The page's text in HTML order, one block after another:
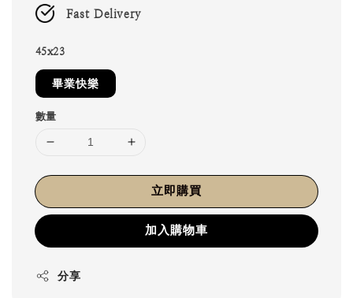
Fast Delivery
45x23
畢業快樂
數量
立即購買
加入購物車
分享